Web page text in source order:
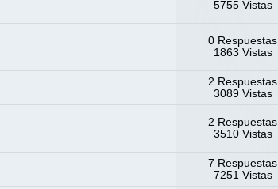
5755 Vistas
0 Respuestas
1863 Vistas
2 Respuestas
3089 Vistas
2 Respuestas
3510 Vistas
7 Respuestas
7251 Vistas